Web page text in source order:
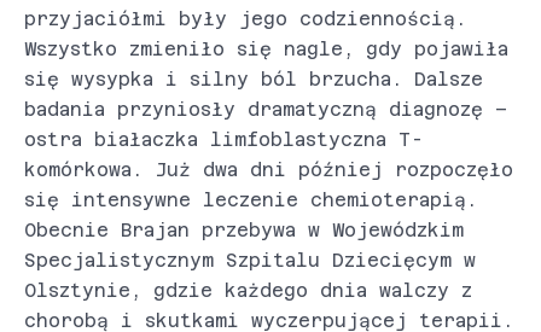
przyjaciółmi były jego codziennością.
Wszystko zmieniło się nagle, gdy pojawiła
się wysypka i silny ból brzucha. Dalsze
badania przyniosły dramatyczną diagnozę –
ostra białaczka limfoblastyczna T-
komórkowa. Już dwa dni później rozpoczęło
się intensywne leczenie chemioterapią.
Obecnie Brajan przebywa w Wojewódzkim
Specjalistycznym Szpitalu Dziecięcym w
Olsztynie, gdzie każdego dnia walczy z
chorobą i skutkami wyczerpującej terapii.